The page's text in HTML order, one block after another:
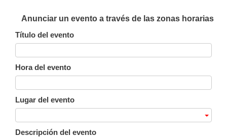
Anunciar un evento a través de las zonas horarias
Título del evento
Hora del evento
Lugar del evento
Descripción del evento